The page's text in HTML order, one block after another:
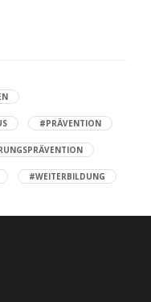
#PRÄVENTION
#WEITERBILDUNG